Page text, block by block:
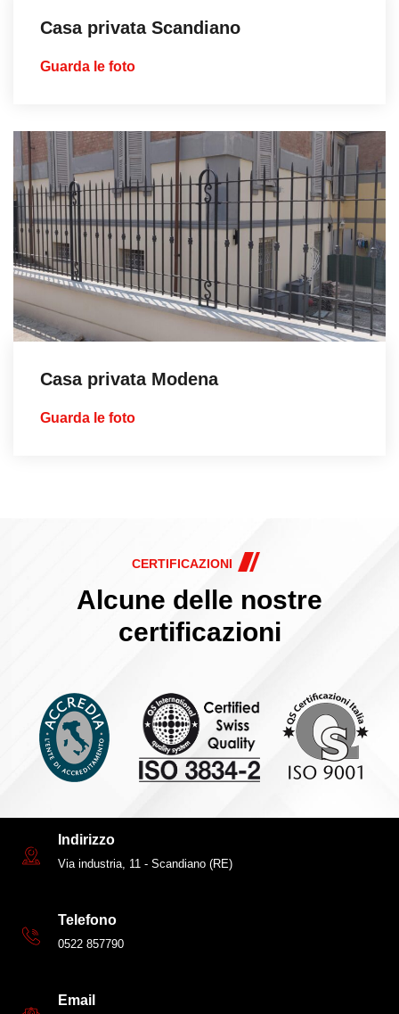
Casa privata Scandiano
Guarda le foto
Casa privata Modena
Guarda le foto
CERTIFICAZIONI
Alcune delle nostre
certificazioni
Indirizzo
Via industria, 11 - Scandiano (RE)
Telefono
0522 857790
Email